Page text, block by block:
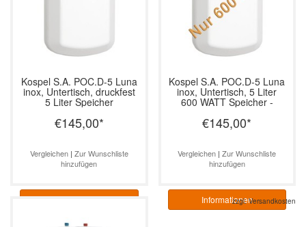
Kospel S.A. POC.D-5 Luna
inox, Untertisch, druckfest
5 Liter Speicher
€145,00*
Vergleichen| Zur Wunschliste
hinzufügen
Informationen
Kospel S.A. POC.D-5 Luna
inox, Untertisch, 5 Liter
600 WATT Speicher -
druckfest
€145,00*
Vergleichen |Zur Wunschliste
hinzufügen
Informationen
zzgl.Versandkosten